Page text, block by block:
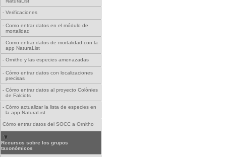
- Verificaciones
- Como entrar datos en el módulo de
mortalidad
- Como entrar datos de mortalidad con la
app NaturaList
- Ornitho y las especies amenazadas
- Cómo entrar datos con localizaciones
precisas
- Cómo entrar datos al proyecto Colònies
de Falciots
- Cómo actualizar la lista de especies en
la app NaturaList
Cómo entrar datos del SOCC a Ornitho
Recursos sobre los grupos
taxonómicos